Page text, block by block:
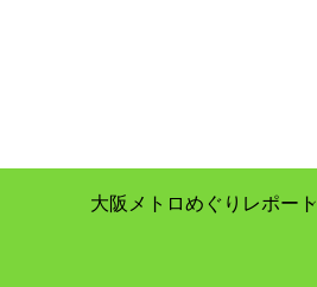
大阪メトロめぐりレポート